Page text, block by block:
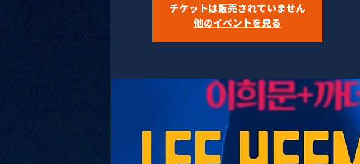
チケットは販売されていません
他のイベントを見る